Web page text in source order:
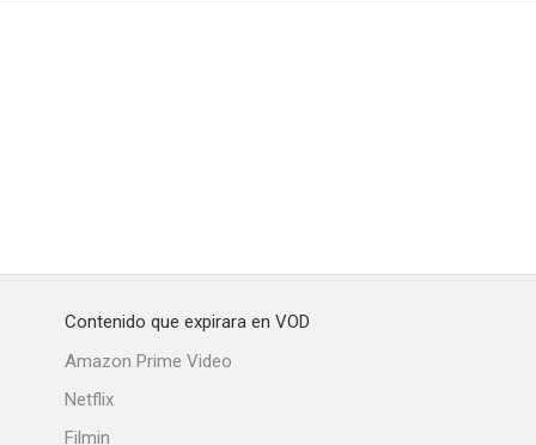
Contenido que expirara en VOD
Amazon Prime Video
Netflix
Filmin